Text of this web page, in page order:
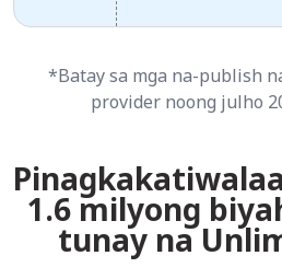
*Batay sa mga na-publish
provider noong julho
1.6 milyong
tunay na